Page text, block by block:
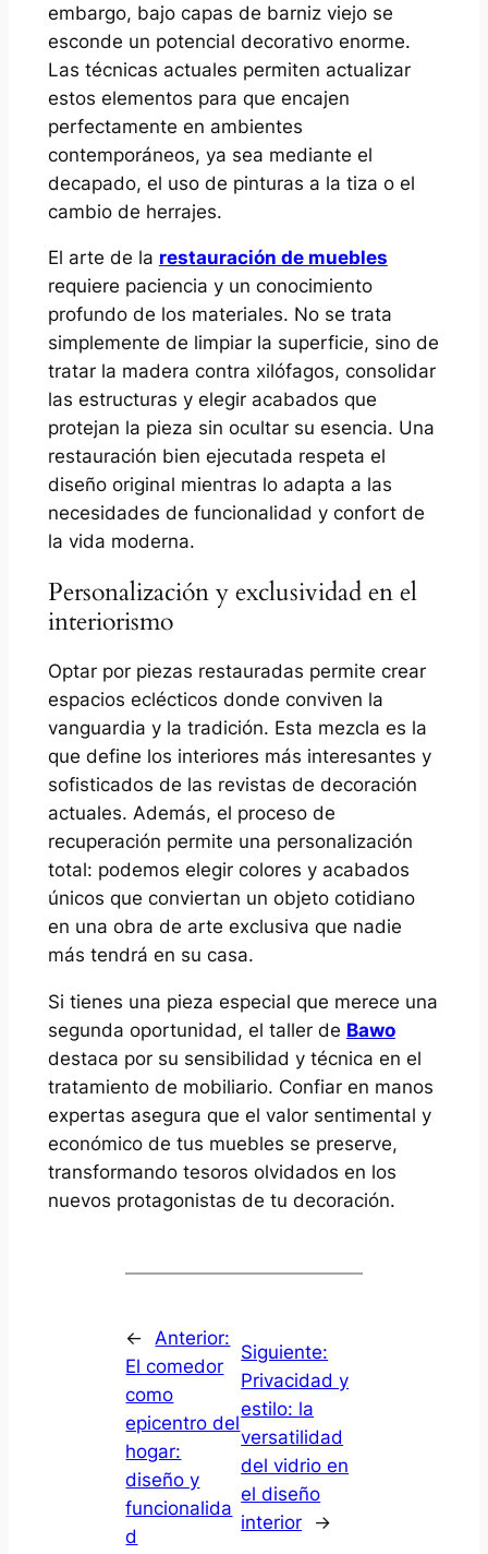
embargo, bajo capas de barniz viejo se
esconde un potencial decorativo enorme.
Las técnicas actuales permiten actualizar
estos elementos para que encajen
perfectamente en ambientes
contemporáneos, ya sea mediante el
decapado, el uso de pinturas a la tiza o el
cambio de herrajes.
El arte de la restauración de muebles
requiere paciencia y un conocimiento
profundo de los materiales. No se trata
simplemente de limpiar la superficie, sino de
tratar la madera contra xilófagos, consolidar
las estructuras y elegir acabados que
protejan la pieza sin ocultar su esencia. Una
restauración bien ejecutada respeta el
diseño original mientras lo adapta a las
necesidades de funcionalidad y confort de
la vida moderna.
Personalización y exclusividad en el
interiorismo
Optar por piezas restauradas permite crear
espacios eclécticos donde conviven la
vanguardia y la tradición. Esta mezcla es la
que define los interiores más interesantes y
sofisticados de las revistas de decoración
actuales. Además, el proceso de
recuperación permite una personalización
total: podemos elegir colores y acabados
únicos que conviertan un objeto cotidiano
en una obra de arte exclusiva que nadie
más tendrá en su casa.
Si tienes una pieza especial que merece una
segunda oportunidad, el taller de Bawo
destaca por su sensibilidad y técnica en el
tratamiento de mobiliario. Confiar en manos
expertas asegura que el valor sentimental y
económico de tus muebles se preserve,
transformando tesoros olvidados en los
nuevos protagonistas de tu decoración.
←
Anterior:
El comedor
como
epicentro del
hogar:
diseño y
funcionalida
d
Siguiente:
Privacidad y
estilo: la
versatilidad
del vidrio en
el diseño
interior
→